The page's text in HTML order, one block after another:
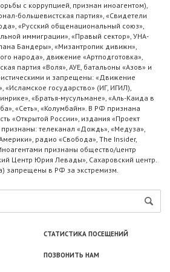
с коррупцией, признан иноагентом),
большевистская партия», «Свидетели
«Русский общенациональный союз»,
иммиграции», «Правый сектор», УНА-
Бандеры», «Мизантропик дивижн»,
народа», движение «Артподготовка»,
партия «Воля», АУЕ, батальоны «Азов» и
и запрещены: «Движение
«Исламское государство» (ИГ, ИГИЛ),
«Братья-мусульмане», «Аль-Каида в
«Сеть», «Колумбайн». В РФ признана
«Открытой России», издания «Проект
телеканал «Дождь», «Медуза»,
радио «Свобода», The Insider,
признаны общество/центр
Центр Юрия Левады», Сахаровский центр.
запрещены в РФ за экстремизм.
СТАТИСТИКА ПОСЕЩЕНИЙ
ПОЗВОНИТЬ НАМ